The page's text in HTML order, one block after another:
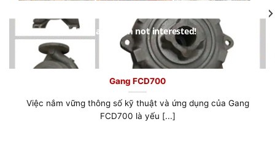
Gang FCD600
Hiểu rõ tầm quan trọng của việc lựa chọn vật liệu phù
cho công [...]
No thanks, I’m not interested!